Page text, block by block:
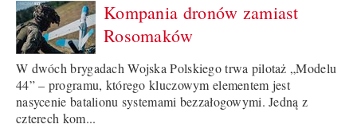
Kompania dronów zamiast
Rosomaków
W dwóch brygadach Wojska Polskiego trwa pilotaż „Modelu
44” – programu, którego kluczowym elementem jest
nasycenie batalionu systemami bezzałogowymi. Jedną z
czterech kom...